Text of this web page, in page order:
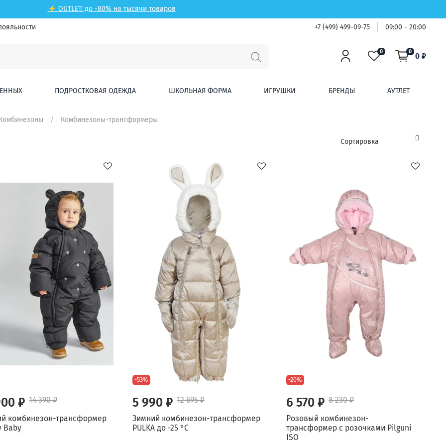
⚡ OUTLET: до -80% на тысячи товаров
+7 (499) 499-09-75 09:00 - 20:00
0 0 0 ₽
ПОДРОСТКОВАЯ ОДЕЖДА ШКОЛЬНАЯ ФОРМА ИГРУШКИ БРЕНДЫ АУТЛЕТ
Комбинезоны-трансформеры
₽ 14 390 ₽
комбинезон-трансформер
Baby
-53%
5 990 ₽ 12 695 ₽
Зимний комбинезон-трансформер
PULKA до -25 °C
-20%
6 570 ₽ 8 230 ₽
Розовый комбинезон-
трансформер с розочками Pilguni
ISO